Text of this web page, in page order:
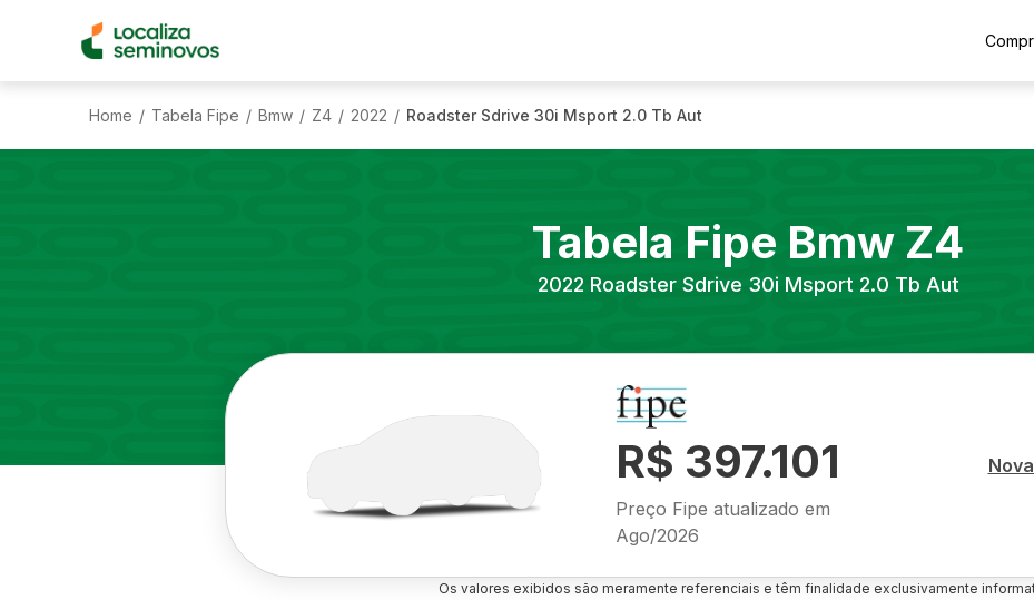
Home / Tabela Fipe / Bmw / Z4 / 2022 / Roadster Sdrive 30i Msport 2.0 Tb Aut
Tabela Fipe Bmw Z4
2022 Roadster Sdrive 30i Msport 2.0 Tb Aut
R$ 397.101
Preço Fipe atualizado em
Ago/2026
Os valores exibidos são meramente referenciais e têm finalidade exclusivamente